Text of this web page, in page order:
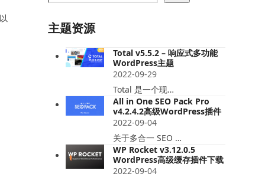
主题资源
Total v5.5.2 – 响应式多功能
WordPress主题
2022-09-29
Total 是一个现…
All in One SEO Pack Pro
v4.2.4.2高级WordPress插件
2022-09-04
关于多合一 SEO …
WP Rocket v3.12.0.5
WordPress高级缓存插件下载
2022-09-04